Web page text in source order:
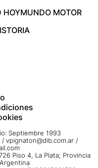
HOYMUNDO MOTOR
Septiembre 1993
/ vpignaton@dib.com.ar /
Piso 4, La Plata; Provincia